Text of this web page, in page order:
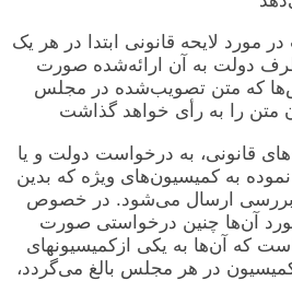
لایحه قانونی ابتدا در هر یک
دولت به آن ارائه‌شده صورت
که متن تصویب‌شده در مجلس
متن را به رأی خواهد گذاشت
قانونی، به درخواست دولت و یا
به کمیسیون‌های ویژه که بدین
ارسال می‌شود. در خصوص
آن‌ها چنین درخواستی صورت
که آن‌ها به یکی ازکمیسیونهای
که تعدادشان به 6 کمیسیون در هر مجلس بالغ می‌گردد،